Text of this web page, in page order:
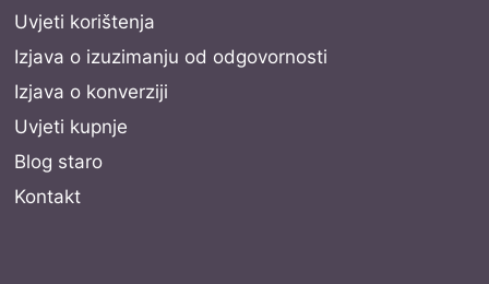
Uvjeti korištenja
Izjava o izuzimanju od odgovornosti
Izjava o konverziji
Uvjeti kupnje
Blog staro
Kontakt